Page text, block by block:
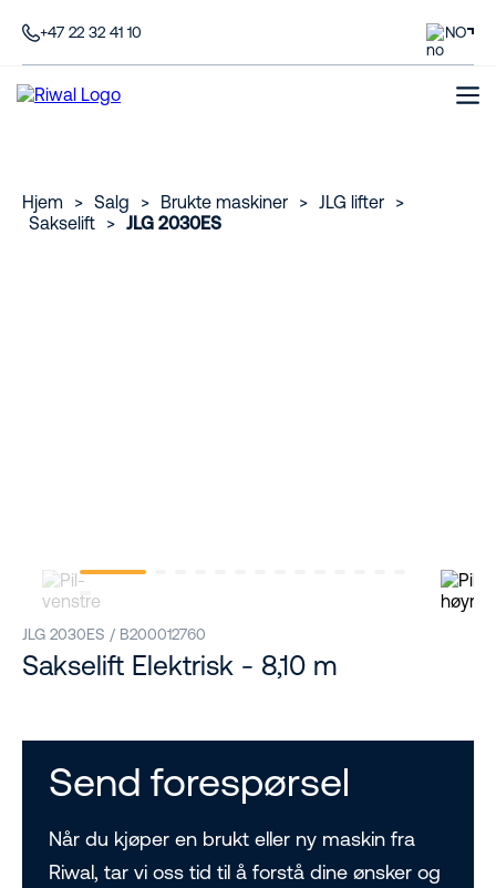
+47 22 32 41 10 NO
Hjem > Salg > Brukte maskiner > JLG lifter
>
Sakselift
> JLG 2030ES
JLG 2030ES / B200012760
Sakselift Elektrisk - 8,10 m
Send forespørsel
Når du kjøper en brukt eller ny maskin fra
Riwal, tar vi oss tid til å forstå dine ønsker og